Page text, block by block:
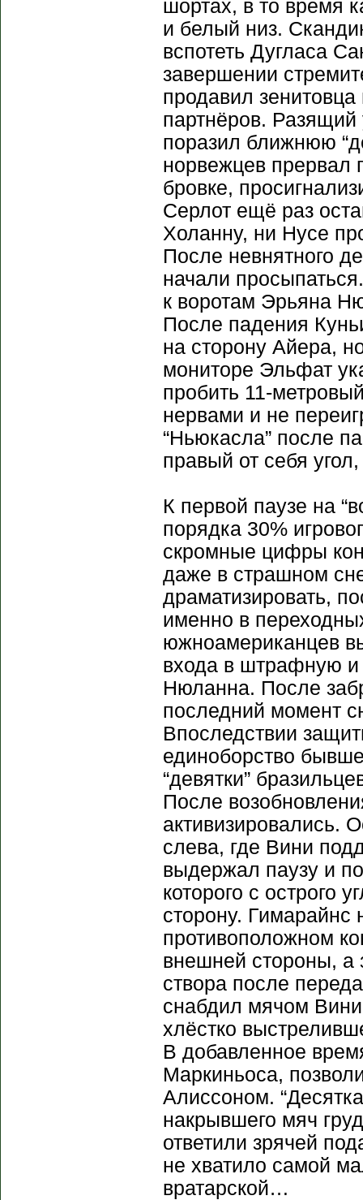
шортах, в то время
и белый низ.
вспотеть Дугласа
завершении
продавил
партнёров. Разящий
поразил ближнюю
норвежцев прервал
бровке,
Серлот ещё раз
Холанну, ни Нусе
После невнятного
начали
к воротам Эрьяна
После падения
на сторону Айера,
мониторе Эльфат
пробить 11-
нервами и не
“Ньюкасла” после
правый от себя
К первой паузе на
порядка 30%
скромные цифры
даже в страшном
драматизировать,
именно в
южноамериканцев
входа в штрафную
Нюланна. После
последний момент
Впоследствии
единоборство
“девятки”
После
активизировались.
слева, где Вини
выдержал паузу и
которого с острого
сторону.
противоположном
внешней стороны, а
створа после
снабдил мячом
хлёстко
В добавленное
Маркиньоса,
Алиссоном.
накрывшего мяч
ответили зрячей
не хватило самой
вратарской…